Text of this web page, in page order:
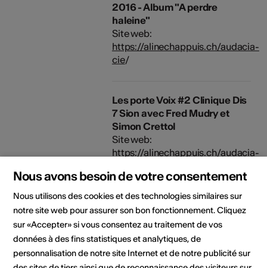
2016 - Album "A perdre
haleine"
Site web:
https://alinechappuis.ch/audacia-
cie/
Les porte Voix #2 Clinique Dis
7 Sion avec Fred Mudry et
Simon Crettol
Site web:
https://alinechappuis.ch/audacia-
Mai 2017 - Les porte-voix |
projet d'art participatif
soutenu par le dispositif Art en
Partage Quartier culturel de
l'hôpital psychiatrique de
Nous avons besoin de votre consentement
Nous utilisons des cookies et des technologies similaires sur
notre site web pour assurer son bon fonctionnement. Cliquez
sur «Accepter» si vous consentez au traitement de vos
données à des fins statistiques et analytiques, de
personnalisation de notre site Internet et de notre publicité sur